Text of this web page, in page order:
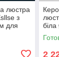
люстра
з
для
APP
2